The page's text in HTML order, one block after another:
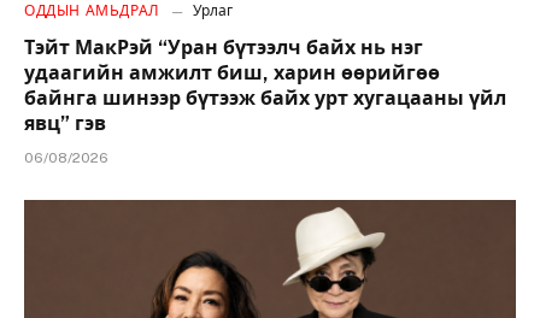
ОДДЫН АМЬДРАЛ Урлаг
Тэйт МакРэй “Уран бүтээлч байх нь нэг
удаагийн амжилт биш, харин өөрийгөө
байнга шинээр бүтээж байх урт хугацааны үйл
явц” гэв
06/08/2026